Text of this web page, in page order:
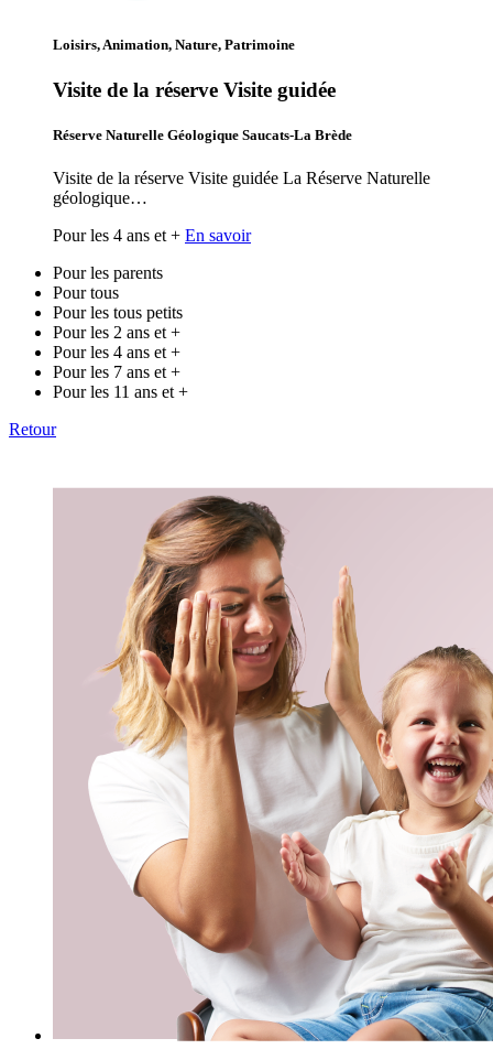
Loisirs, Animation, Nature, Patrimoine
Visite de la réserve Visite guidée
Réserve Naturelle Géologique Saucats-La Brède
Visite de la réserve Visite guidée La Réserve Naturelle
géologique…
Pour les 4 ans et + En savoir
Pour les parents
Pour tous
Pour les tous petits
Pour les 2 ans et +
Pour les 4 ans et +
Pour les 7 ans et +
Pour les 11 ans et +
Retour